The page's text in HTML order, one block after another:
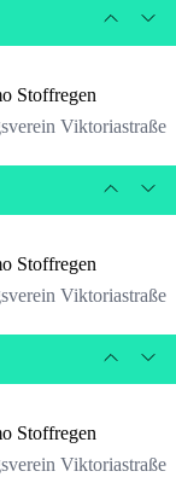
Stoffregen
Viktoriastraße
Stoffregen
Viktoriastraße
Stoffregen
Viktoriastraße